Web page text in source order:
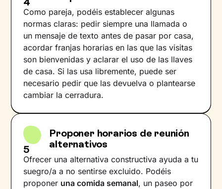
Como pareja, podéis establecer algunas
normas claras: pedir siempre una llamada o
un mensaje de texto antes de pasar por casa,
acordar franjas horarias en las que las visitas
son bienvenidas y aclarar el uso de las llaves
de casa. Si las usa libremente, puede ser
necesario pedir que las devuelva o plantearse
cambiar la cerradura.
5
Proponer horarios de reunión
alternativos
Ofrecer una alternativa constructiva ayuda a tu
suegro/a a no sentirse excluido. Podéis
proponer una comida semanal, un paseo por